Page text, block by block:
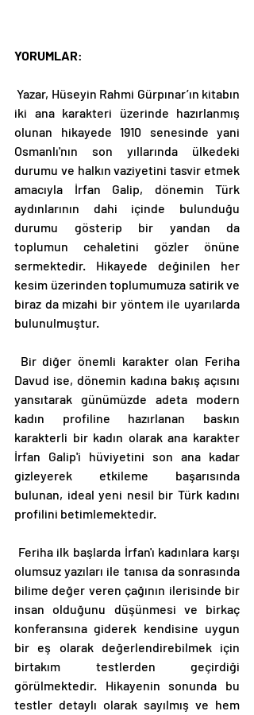
YORUMLAR:
Yazar, Hüseyin Rahmi Gürpınar’ın kitabın
iki ana karakteri üzerinde hazırlanmış
olunan hikayede 1910 senesinde yani
Osmanlı'nın son yıllarında ülkedeki
durumu ve halkın vaziyetini tasvir etmek
amacıyla İrfan Galip, dönemin Türk
aydınlarının dahi içinde bulunduğu
durumu gösterip bir yandan da
toplumun cehaletini gözler önüne
sermektedir. Hikayede değinilen her
kesim üzerinden toplumumuza satirik ve
biraz da mizahi bir yöntem ile uyarılarda
bulunulmuştur.
Davud ise, dönemin kadına bakış açısını
yansıtarak günümüzde adeta modern
kadın profiline hazırlanan baskın
karakterli bir kadın olarak ana karakter
İrfan Galip'i hüviyetini son ana kadar
gizleyerek etkileme başarısında
bulunan, ideal yeni nesil bir Türk kadını
profilini betimlemektedir.
olumsuz yazıları ile tanısa da sonrasında
bilime değer veren çağının ilerisinde bir
insan olduğunu düşünmesi ve birkaç
konferansına giderek kendisine uygun
bir eş olarak değerlendirebilmek için
birtakım testlerden geçirdiği
görülmektedir. Hikayenin sonunda bu
testler detaylı olarak sayılmış ve hem